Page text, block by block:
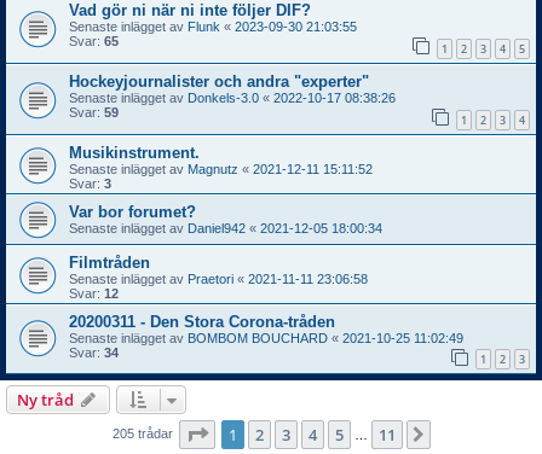
Vad gör ni när ni inte följer DIF?
Senaste inlägget av Flunk « 2023-09-30 21:03:55
Svar: 65 1 2 3 4 5
Hockeyjournalister och andra "experter"
Senaste inlägget av Donkels-3.0 « 2022-10-17 08:38:26
Svar: 59 1 2 3 4
Musikinstrument.
Senaste inlägget av Magnutz « 2021-12-11 15:11:52
Svar: 3
Var bor forumet?
Senaste inlägget av Daniel942 « 2021-12-05 18:00:34
Filmtråden
Senaste inlägget av Praetori « 2021-11-11 23:06:58
Svar: 12
20200311 - Den Stora Corona-tråden
Senaste inlägget av BOMBOM BOUCHARD « 2021-10-25 11:02:49
Svar: 34 1 2 3
Ny tråd
205 trådar Sida av 11
1 2 3 4 5 11